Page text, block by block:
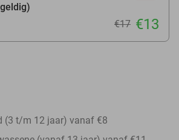
€17 €13
(3 t/m 12 jaar) vanaf €8